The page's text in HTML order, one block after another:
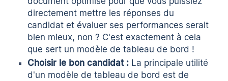
directement mettre les réponses du
candidat et évaluer ses performances serait
bien mieux, non ? C'est exactement à cela
que sert un modèle de tableau de bord !
Choisir le bon candidat : La principale utilité
d'un modèle de tableau de bord est de